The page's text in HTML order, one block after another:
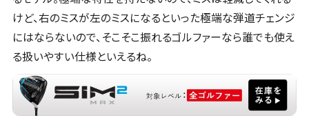
けど、右のミスが左のミスになるといった極端な弾道チェンジ
にはならないので、そこそこ振れるゴルファーなら誰でも使え
る扱いやすい仕様といえるね。